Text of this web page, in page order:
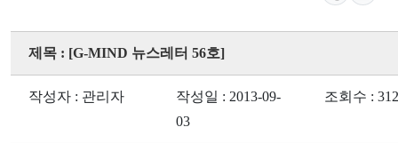
제목 : [G-MIND 뉴스레터 56호]
작성자 : 관리자
작성일 : 2013-09-
03
조회수 :